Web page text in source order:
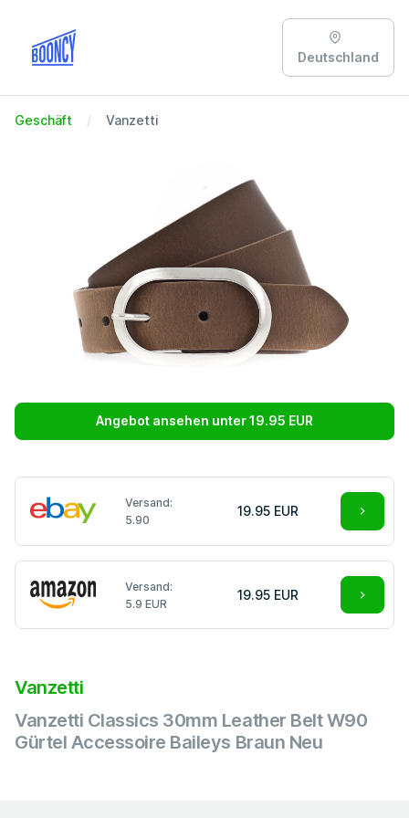
Deutschland
Geschäft Vanzetti
Angebot ansehen unter 19.95 EUR
Versand:
5.90
19.95 EUR
Versand:
5.9 EUR
19.95 EUR
Vanzetti
Vanzetti Classics 30mm Leather Belt W90
Gürtel Accessoire Baileys Braun Neu